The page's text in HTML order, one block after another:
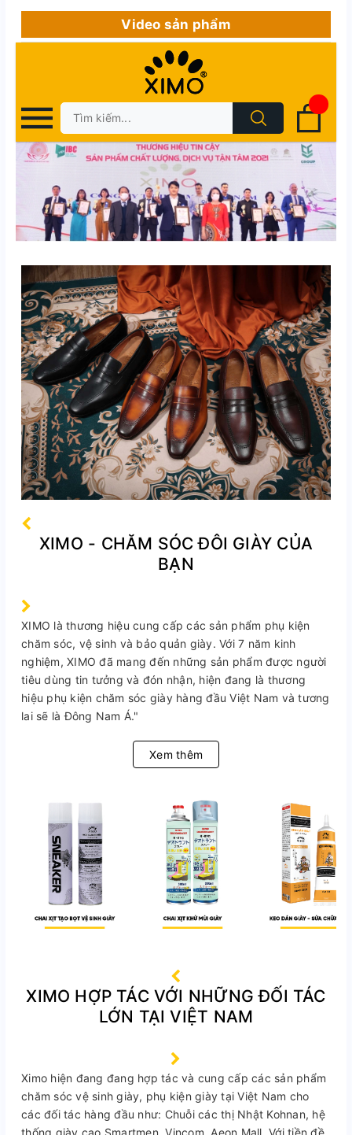
Video sản phẩm
XIMO - CHĂM SÓC ĐÔI GIÀY CỦA
BẠN
XIMO là thương hiệu cung cấp các sản phẩm phụ kiện
chăm sóc, vệ sinh và bảo quản giày. Với 7 năm kinh
nghiệm, XIMO đã mang đến những sản phẩm được người
tiêu dùng tin tưởng và đón nhận, hiện đang là thương
hiệu phụ kiện chăm sóc giày hàng đầu Việt Nam và tương
lai sẽ là Đông Nam Á."
Xem thêm
XIMO HỢP TÁC VỚI NHỮNG ĐỐI TÁC
LỚN TẠI VIỆT NAM
Ximo hiện đang đang hợp tác và cung cấp các sản phẩm
chăm sóc vệ sinh giày, phụ kiện giày tại Việt Nam cho
các đối tác hàng đầu như: Chuỗi các thị Nhật Kohnan, hệ
thống giày cao Smartmen, Vincom, Aeon Mall. Với tiền đề